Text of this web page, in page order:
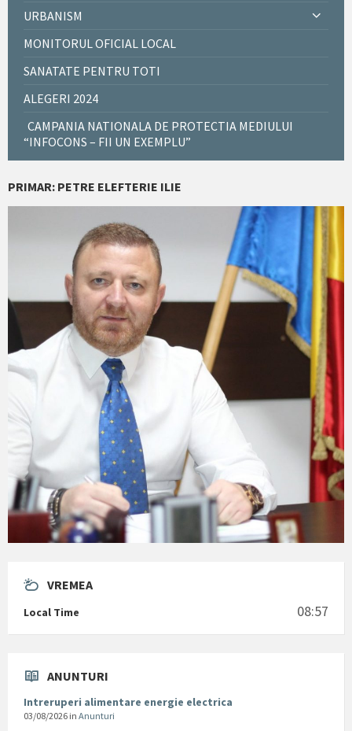
URBANISM
MONITORUL OFICIAL LOCAL
SANATATE PENTRU TOTI
ALEGERI 2024
CAMPANIA NATIONALA DE PROTECTIA MEDIULUI
“INFOCONS – FII UN EXEMPLU”
PRIMAR: PETRE ELEFTERIE ILIE
VREMEA
Local Time 08:57
ANUNTURI
Intreruperi alimentare energie electrica
03/08/2026 in Anunturi